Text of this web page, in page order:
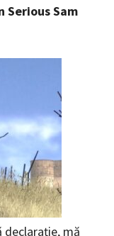
Serious Sam
declaraţie, mă